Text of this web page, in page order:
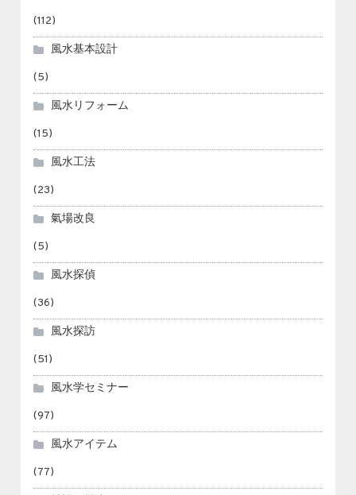
(112)
風水基本設計
(5)
風水リフォーム
(15)
風水工法
(23)
氣場改良
(5)
風水探偵
(36)
風水探訪
(51)
風水学セミナー
(97)
風水アイテム
(77)